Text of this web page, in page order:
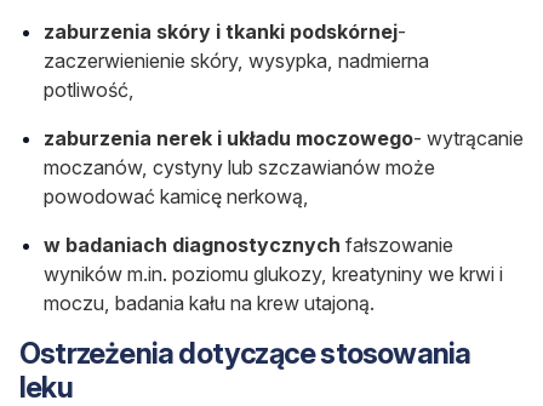
zaburzenia skóry i tkanki podskórnej-
zaczerwienienie skóry, wysypka, nadmierna
potliwość,
zaburzenia nerek i układu moczowego- wytrącanie
moczanów, cystyny lub szczawianów może
powodować kamicę nerkową,
w badaniach diagnostycznych fałszowanie
wyników m.in. poziomu glukozy, kreatyniny we krwi i
moczu, badania kału na krew utajoną.
Ostrzeżenia dotyczące stosowania
leku